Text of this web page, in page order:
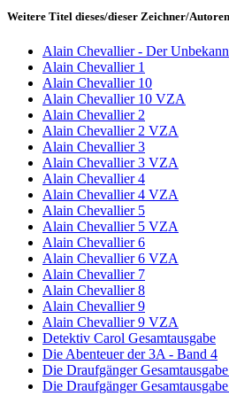
Weitere Titel dieses/dieser Zeichner/Autoren
Alain Chevallier - Der
Alain Chevallier 1
Alain Chevallier 10
Alain Chevallier 10 VZA
Alain Chevallier 2
Alain Chevallier 2 VZA
Alain Chevallier 3
Alain Chevallier 3 VZA
Alain Chevallier 4
Alain Chevallier 4 VZA
Alain Chevallier 5
Alain Chevallier 5 VZA
Alain Chevallier 6
Alain Chevallier 6 VZA
Alain Chevallier 7
Alain Chevallier 8
Alain Chevallier 9
Alain Chevallier 9 VZA
Detektiv Carol Gesamtausgabe
Die Abenteuer der 3A - Band 4
Die Draufgänger Gesamtausgabe
Die Draufgänger